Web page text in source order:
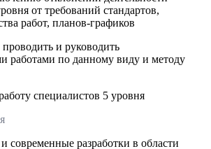
от требований стандартов,
работ, планов-графиков
и руководить
работами по данному виду и методу
специалистов 5 уровня
современные разработки в области